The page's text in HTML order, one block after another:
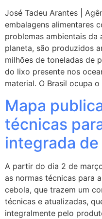
José Tadeu Arantes |
embalagens alimentares
problemas ambientais da
planeta, são produzidos
milhões de toneladas de
do lixo presente nos
material. O Brasil ocupa
Mapa
técnicas
integrada
A partir do dia 2 de
as normas técnicas para
cebola, que trazem um
técnicas e atualizadas,
integralmente pelo